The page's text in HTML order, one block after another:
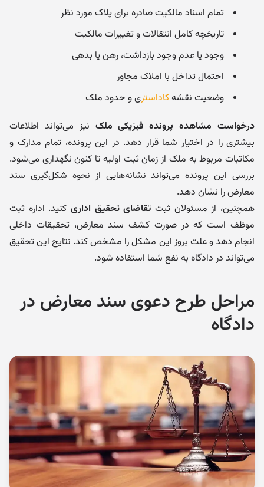
تمام اسناد مالکیت صادره برای پلاک مورد نظر
تاریخچه کامل انتقالات و تغییرات مالکیت
وجود یا عدم وجود بازداشت، رهن یا بدهی
احتمال تداخل با املاک مجاور
وضعیت نقشهکاداستری و حدود ملک
درخواست مشاهده پرونده فیزیکی ملک نیز می‌تواند اطلاعات
بیشتری را در اختیار شما قرار دهد. در این پرونده، تمام مدارک و
مکاتبات مربوط به ملک از زمان ثبت اولیه تا کنون نگهداری می‌شود.
بررسی این پرونده می‌تواند نشانه‌هایی از نحوه شکل‌گیری سند
معارض را نشان دهد.
همچنین، از مسئولان ثبت تقاضای تحقیق اداری کنید. اداره ثبت
موظف است که در صورت کشف سند معارض، تحقیقات داخلی
انجام دهد و علت بروز این مشکل را مشخص کند. نتایج این تحقیق
می‌تواند در دادگاه به نفع شما استفاده شود.
مراحل طرح دعوی سند معارض در
دادگاه